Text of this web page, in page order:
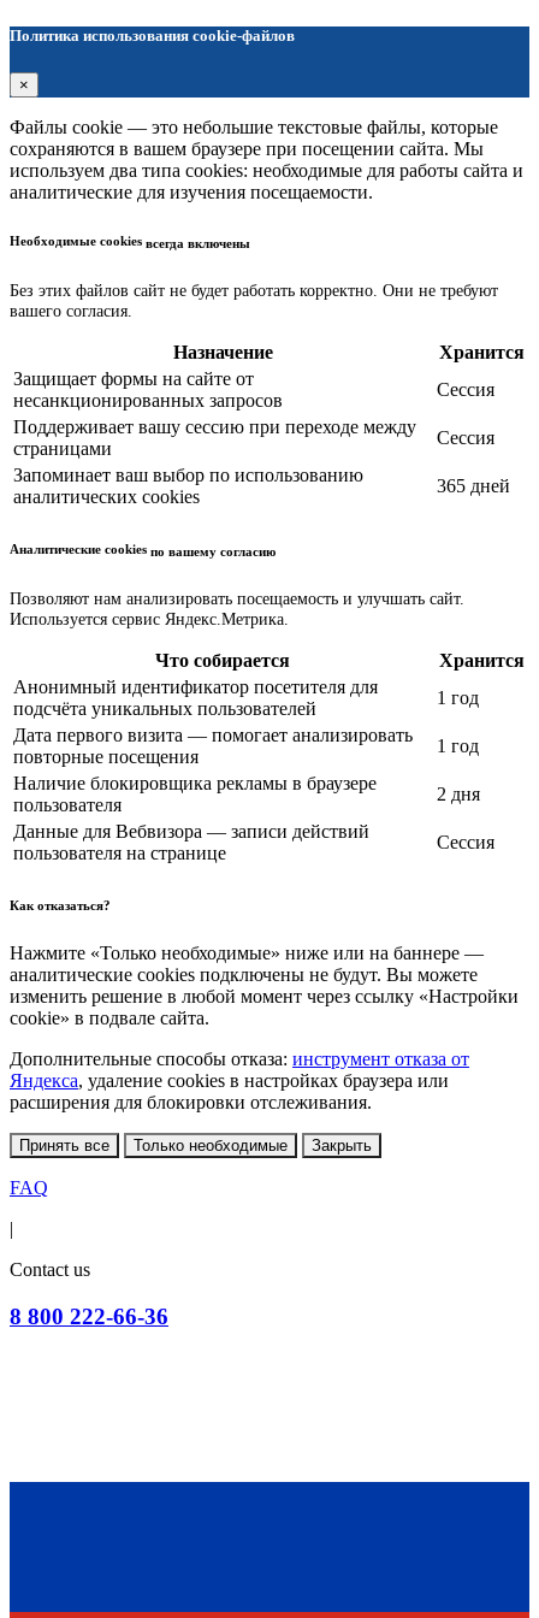
Политика использования cookie-файлов
×
Файлы cookie — это небольшие текстовые файлы, которые
сохраняются в вашем браузере при посещении сайта. Мы
используем два типа cookies: необходимые для работы сайта и
аналитические для изучения посещаемости.
Необходимые cookies всегда включены
Без этих файлов сайт не будет работать корректно. Они не требуют
вашего согласия.
Назначение
Хранится
Защищает формы на сайте от
несанкционированных запросов
Сессия
Поддерживает вашу сессию при переходе между
страницами
Сессия
Запоминает ваш выбор по использованию
аналитических cookies
365 дней
Аналитические cookies по вашему согласию
Позволяют нам анализировать посещаемость и улучшать сайт.
Используется сервис Яндекс.Метрика.
Что собирается
Хранится
Анонимный идентификатор посетителя для
подсчёта уникальных пользователей
1 год
Дата первого визита — помогает анализировать
повторные посещения
1 год
Наличие блокировщика рекламы в браузере
пользователя
2 дня
Данные для Вебвизора — записи действий
пользователя на странице
Сессия
Как отказаться?
Нажмите «Только необходимые» ниже или на баннере —
аналитические cookies подключены не будут. Вы можете
изменить решение в любой момент через ссылку «Настройки
cookie» в подвале сайта.
Дополнительные способы отказа: инструмент отказа от
Яндекса, удаление cookies в настройках браузера или
расширения для блокировки отслеживания.
Принять все Только необходимые Закрыть
FAQ
|
Contact us
8 800 222-66-36